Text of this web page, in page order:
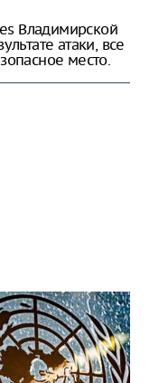
Владимирской
атаки, все
место.